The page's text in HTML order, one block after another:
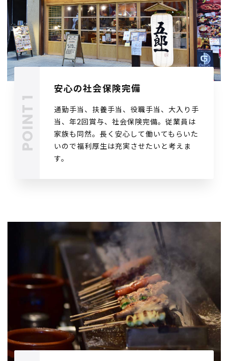
安心の社会保険完備
通勤手当、扶養手当、役職手当、大入り手
当、年2回賞与、社会保険完備。従業員は
家族も同然。長く安心して働いてもらいた
いので福利厚生は充実させたいと考えま
す。
Staff
Recruit
Store info
CORE COMPANY